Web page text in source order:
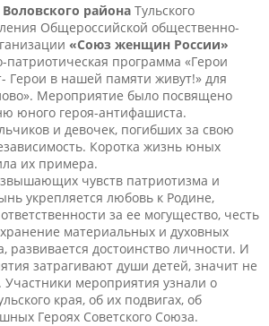
Воловского района Тульского
Общероссийской общественно-
«Союз женщин России»
патриотическая программа «Герои
Герои в нашей памяти живут!» для
Мероприятие было посвящено
юного героя-антифашиста.
и девочек, погибших за свою
Коротка жизнь юных
их примера.
чувств патриотизма и
укрепляется любовь к Родине,
за ее могущество, честь
материальных и духовных
развивается достоинство личности. И
затрагивают души детей, значит не
Участники мероприятия узнали о
края, об их подвигах, об
Героях Советского Союза.